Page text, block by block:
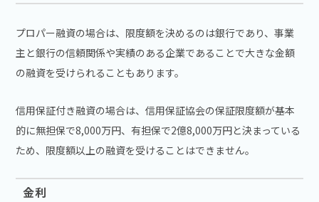
プロパー融資の場合は、限度額を決めるのは銀行であり、事業
主と銀行の信頼関係や実績のある企業であることで大きな金額
の融資を受けられることもあります。
信用保証付き融資の場合は、信用保証協会の保証限度額が基本
的に無担保で8,000万円、有担保で2億8,000万円と決まっている
ため、限度額以上の融資を受けることはできません。
金利